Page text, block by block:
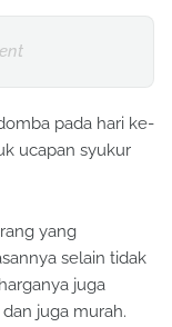
pada hari ke-
ucapan syukur
yang
selain tidak
juga
juga murah.